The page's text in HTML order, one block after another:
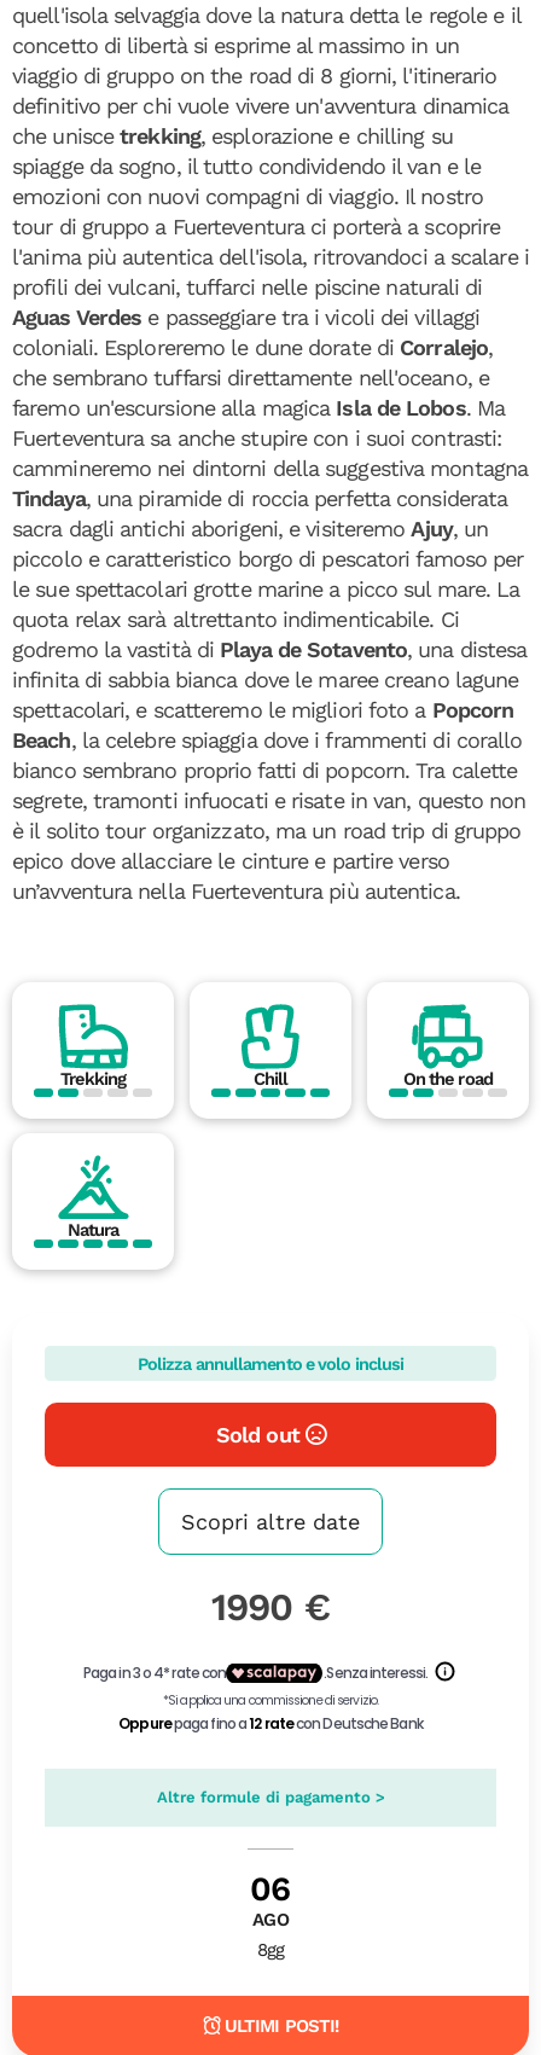
quell'isola selvaggia dove la natura detta le regole e il
concetto di libertà si esprime al massimo in un
viaggio di gruppo on the road di 8 giorni, l'itinerario
definitivo per chi vuole vivere un'avventura dinamica
che uniscetrekking, esplorazione e chilling su
spiagge da sogno, il tutto condividendo il van e le
emozioni con nuovi compagni di viaggio. Il nostro
tour di gruppo a Fuerteventura ci porterà a scoprire
l'anima più autentica dell'isola, ritrovandoci a scalare i
profili dei vulcani, tuffarci nelle piscine naturali di
Aguas Verdes e passeggiare tra i vicoli dei villaggi
coloniali. Esploreremo le dune dorate di Corralejo,
che sembrano tuffarsi direttamente nell'oceano, e
faremo un'escursione alla magica Isla de Lobos. Ma
Fuerteventura sa anche stupire con i suoi contrasti:
cammineremo nei dintorni della suggestiva montagna
Tindaya, una piramide di roccia perfetta considerata
sacra dagli antichi aborigeni, e visiteremoAjuy, un
piccolo e caratteristico borgo di pescatori famoso per
le sue spettacolari grotte marine a picco sul mare. La
quota relax sarà altrettanto indimenticabile. Ci
godremo la vastità di Playa de Sotavento, una distesa
infinita di sabbia bianca dove le maree creano lagune
spettacolari, e scatteremo le migliori foto a Popcorn
Beach, la celebre spiaggia dove i frammenti di corallo
bianco sembrano proprio fatti di popcorn. Tra calette
segrete, tramonti infuocati e risate in van, questo non
è il solito tour organizzato, ma un road trip di gruppo
epico dove allacciare le cinture e partire verso
un’avventura nella Fuerteventura più autentica.
Trekking Chill On the road
Natura
Polizza annullamento e volo inclusi
Sold out
Scopri altre date
1990 €
Altre formule di pagamento >
06
AGO
8gg
ULTIMI POSTI!